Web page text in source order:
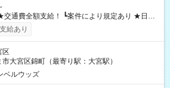
り） ┗働いたその日に現金GET♪ お仕事後はコ
い分を引き落とせます！ 【試用期間】試
給あり
区
大宮区錦町（最寄り駅：大宮駅）
ベルウッズ